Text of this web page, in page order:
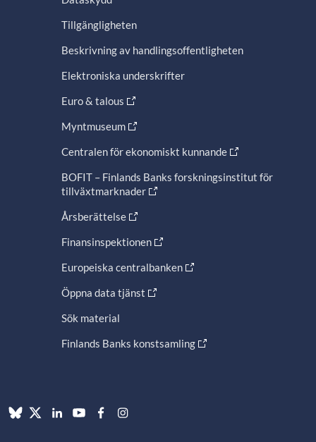
Tillgängligheten
Beskrivning av handlingsoffentligheten
Elektroniska underskrifter
Euro & talous
Myntmuseum
Centralen för ekonomiskt kunnande
BOFIT – Finlands Banks forskningsinstitut för
tillväxtmarknader
Årsberättelse
Finansinspektionen
Europeiska centralbanken
Öppna data tjänst
Sök material
Finlands Banks konstsamling